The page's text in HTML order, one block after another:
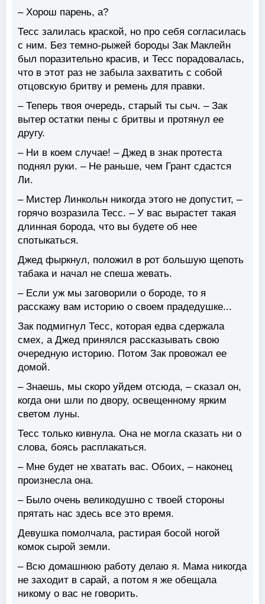
– Хорош парень, а?
Тесс залилась краской, но про себя согласилась
с ним. Без темно-рыжей бороды Зак Маклейн
был поразительно красив, и Тесс порадовалась,
что в этот раз не забыла захватить с собой
отцовскую бритву и ремень для правки.
– Теперь твоя очередь, старый ты сыч. – Зак
вытер остатки пены с бритвы и протянул ее
другу.
– Ни в коем случае! – Джед в знак протеста
поднял руки. – Не раньше, чем Грант сдастся
Ли.
– Мистер Линкольн никогда этого не допустит, –
горячо возразила Тесс. – У вас вырастет такая
длинная борода, что вы будете об нее
спотыкаться.
Джед фыркнул, положил в рот большую щепоть
табака и начал не спеша жевать.
– Если уж мы заговорили о бороде, то я
расскажу вам историю о своем прадедушке...
Зак подмигнул Тесс, которая едва сдержала
смех, а Джед принялся рассказывать свою
очередную историю. Потом Зак провожал ее
домой.
– Знаешь, мы скоро уйдем отсюда, – сказал он,
когда они шли по двору, освещенному ярким
светом луны.
Тесс только кивнула. Она не могла сказать ни о
слова, боясь расплакаться.
– Мне будет не хватать вас. Обоих, – наконец
произнесла она.
– Было очень великодушно с твоей стороны
прятать нас здесь все это время.
Девушка помолчала, растирая босой ногой
комок сырой земли.
– Всю домашнюю работу делаю я. Мама никогда
не заходит в сарай, а потом я же обещала
никому о вас не говорить.